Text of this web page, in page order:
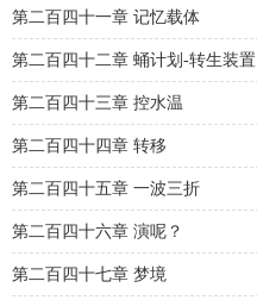
第二百四十一章 记忆载体
第二百四十二章 蛹计划-转生装置
第二百四十三章 控水温
第二百四十四章 转移
第二百四十五章 一波三折
第二百四十六章 演呢？
第二百四十七章 梦境